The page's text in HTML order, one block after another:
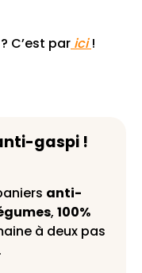
C’est par ici!
gaspi !
anti-
, 100%
à deux pas